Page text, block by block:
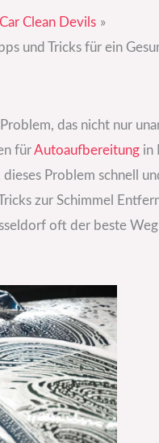
Clean Devils
und Tricks für ein
das nicht nur
fürAutoaufbereitung in
Problem schnell
zur Schimmel
oft der beste